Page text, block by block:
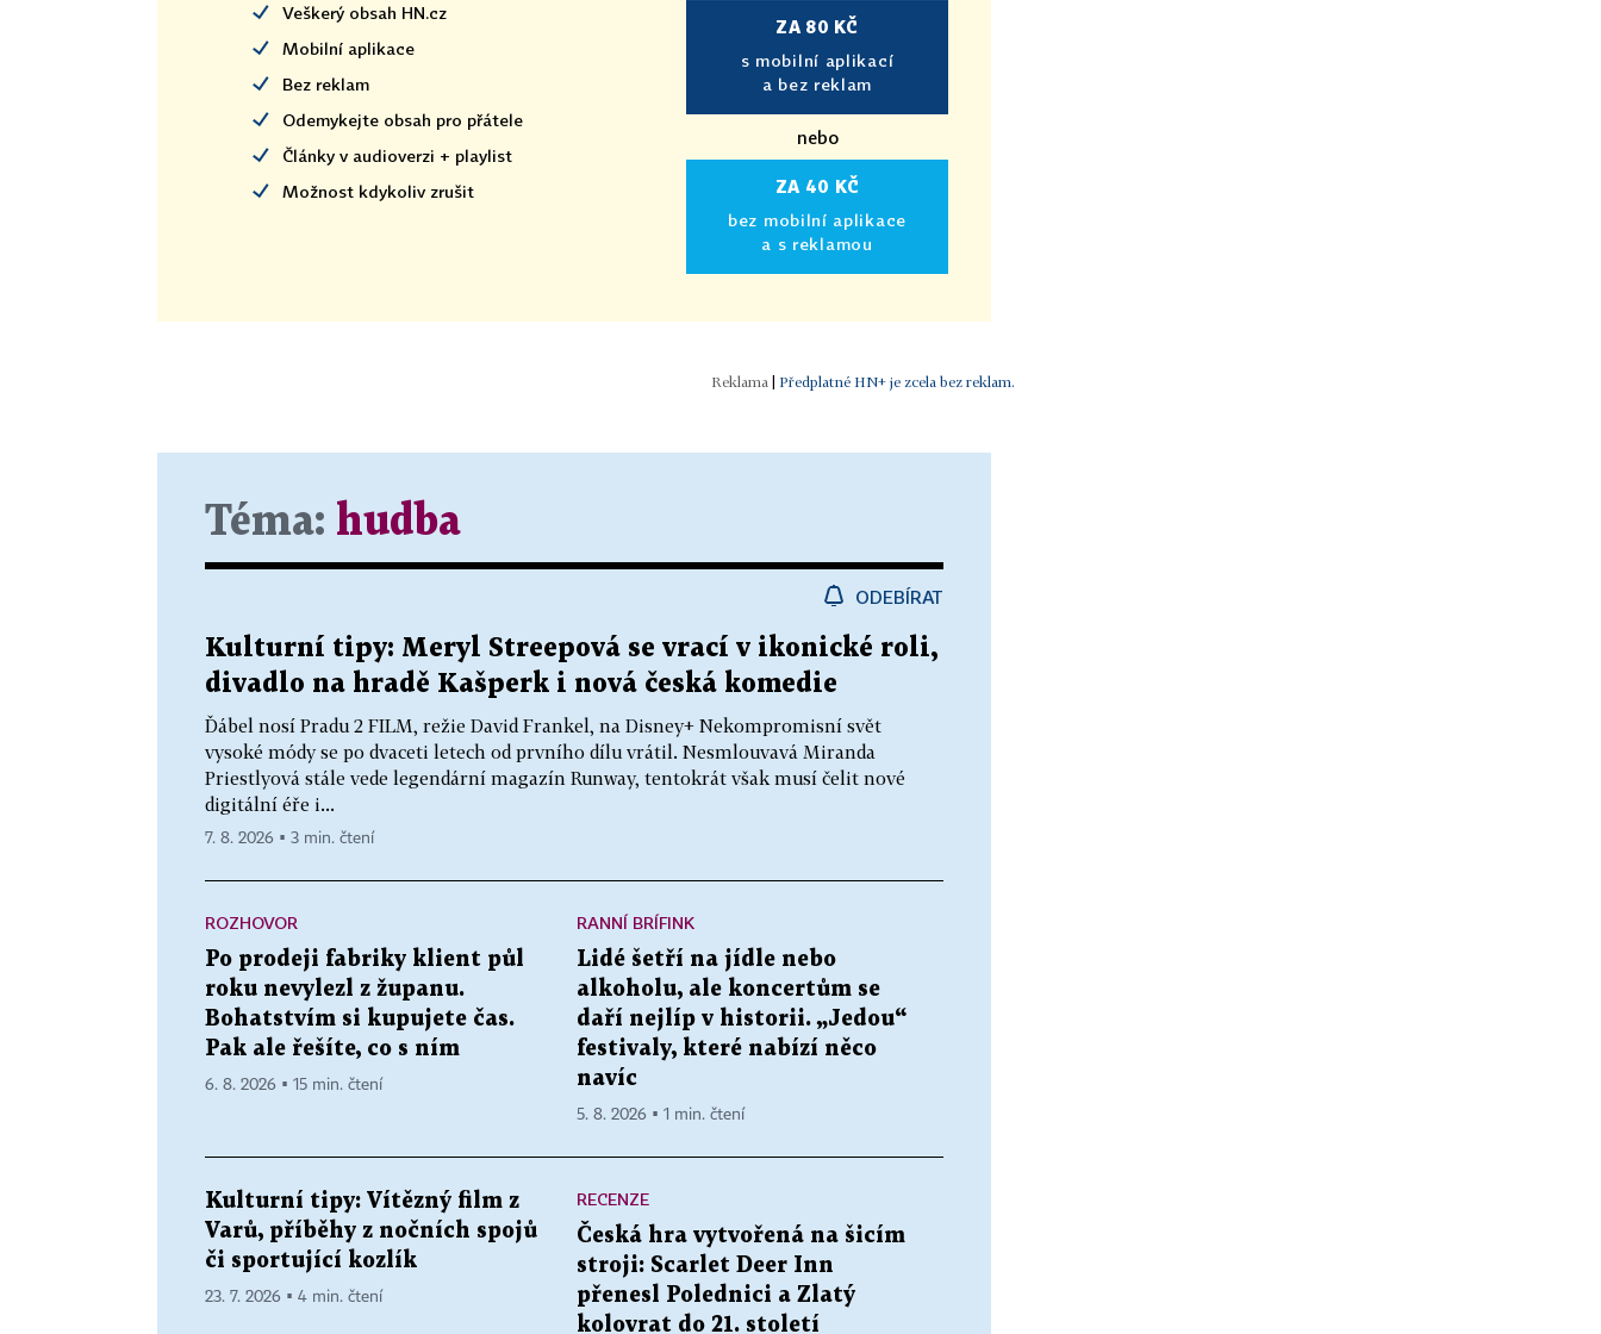
Veškerý obsah HN.cz
Mobilní aplikace
Bez reklam
Odemykejte obsah pro přátele
Články v audioverzi + playlist
Možnost kdykoliv zrušit
ZA 80 KČ
s mobilní aplikací
a bez reklam
nebo
ZA 40 KČ
bez mobilní aplikace
a s reklamou
Předplatné HN+ je zcela bez reklam.
Téma: hudba
ODEBÍRAT
Kulturní tipy: Meryl Streepová se vrací v ikonické roli,
divadlo na hradě Kašperk i nová česká komedie
Ďábel nosí Pradu 2 FILM, režie David Frankel, na Disney+ Nekompromisní svět
vysoké módy se po dvaceti letech od prvního dílu vrátil. Nesmlouvavá Miranda
Priestlyová stále vede legendární magazín Runway, tentokrát však musí čelit nové
digitální éře i...
7. 8. 2026 ▪ 3 min. čtení
ROZHOVOR
Po prodeji fabriky klient půl
roku nevylezl z županu.
Bohatstvím si kupujete čas.
Pak ale řešíte, co s ním
6. 8. 2026 ▪ 15 min. čtení
RANNÍ BRÍFINK
Lidé šetří na jídle nebo
alkoholu, ale koncertům se
daří nejlíp v historii. „Jedou“
festivaly, které nabízí něco
navíc
5. 8. 2026 ▪ 1 min. čtení
Kulturní tipy: Vítězný film z
Varů, příběhy z nočních spojů
či sportující kozlík
23. 7. 2026 ▪ 4 min. čtení
RECENZE
Česká hra vytvořená na šicím
stroji: Scarlet Deer Inn
přenesl Polednici a Zlatý
kolovrat do 21. století